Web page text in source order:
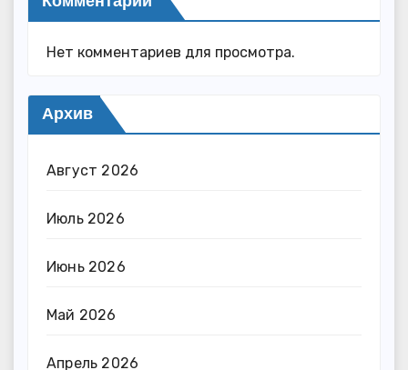
Нет комментариев для просмотра.
Архив
Август 2026
Июль 2026
Июнь 2026
Май 2026
Апрель 2026